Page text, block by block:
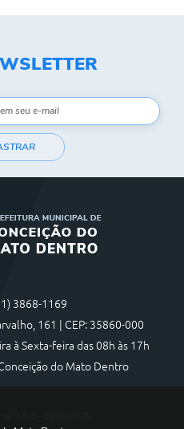
3868-1169
161 | CEP: 35860-000
à Sexta-feira das 08h às 17h
do Mato Dentro